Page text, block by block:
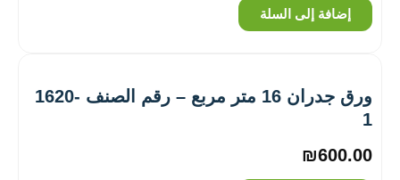
إضافة إلى السلة
ورق جدران 16 متر مربع – رقم الصنف ‎1620-
1
₪600.00